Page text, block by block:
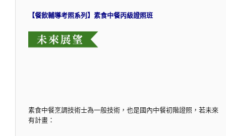
【餐飲輔導考照系列】素食中餐丙級證照班
素食中餐烹調技術士為一般技術，也是國內中餐初階證照，若未來
有計畫：